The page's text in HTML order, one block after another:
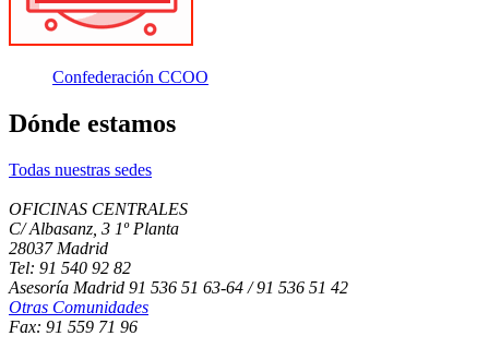
Confederación CCOO
Dónde estamos
Todas nuestras sedes
OFICINAS CENTRALES
C/ Albasanz, 3 1º Planta
28037 Madrid
Tel: 91 540 92 82
Asesoría Madrid 91 536 51 63-64 / 91 536 51 42
Otras Comunidades
Fax: 91 559 71 96